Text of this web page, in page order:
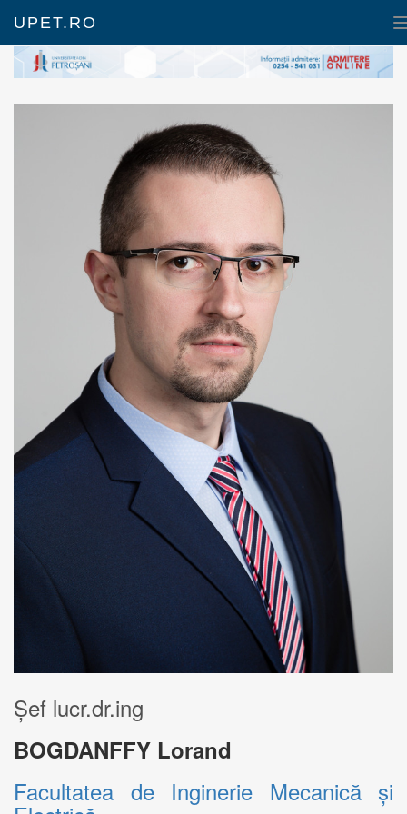
UPET.RO
Șef lucr.dr.ing
BOGDANFFY Lorand
Facultatea de Inginerie Mecanică și